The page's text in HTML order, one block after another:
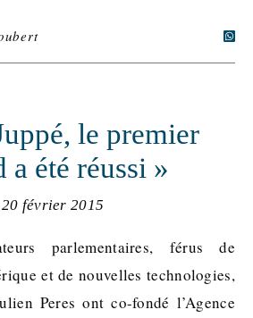
le premier
a été réussi »
20 février 2015
et de nouvelles technologies,
Peres ont co-fondé l’Agence